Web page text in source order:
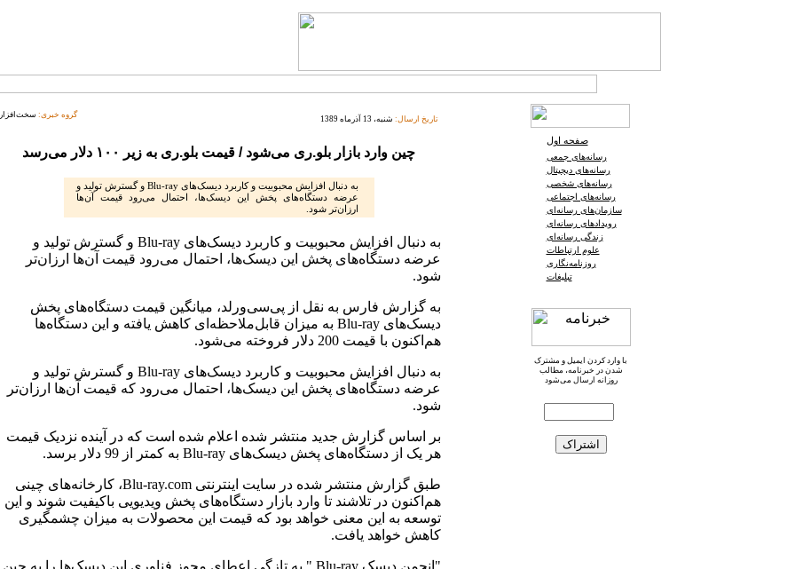
گروه خبری: سخت‌افزار تاریخ ارسال: شنبه، 13 آذرماه 1389
چین وارد بازار بلو.ری می‌شود / قیمت بلو.ری به زیر ۱۰۰ دلار می‌رسد
به دنبال افزایش محبوبیت و کاربرد دیسک‌های Blu-ray و گسترش تولید و
عرضه دستگاه‌های پخش این دیسک‌ها، احتمال می‌رود قیمت‌ آن‌ها
ارزان‌تر شود.
به دنبال افزایش محبوبیت و کاربرد دیسک‌های Blu-ray و گسترش تولید و
عرضه دستگاه‌های پخش این دیسک‌ها، احتمال می‌رود قیمت‌ آن‌ها ارزان‌تر
شود.
به گزارش فارس به نقل از پی‌سی‌ورلد، میانگین قیمت دستگاه‌های پخش
دیسک‌های Blu-ray به میزان قابل‌ملاحظه‌ای کاهش یافته و این دستگاه‌ها
هم‌اکنون با قیمت 200 دلار فروخته می‌شود.
به دنبال افزایش محبوبیت و کاربرد دیسک‌های Blu-ray و گسترش تولید و
عرضه دستگاه‌های پخش این دیسک‌ها، احتمال می‌رود که قیمت‌ آن‌ها ارزان‌تر
شود.
بر اساس گزارش جدید منتشر شده اعلام شده است که در آینده نزدیک قیمت
هر یک از دستگاه‌های پخش دیسک‌های Blu-ray به کمتر از 99 دلار برسد.
طبق گزارش منتشر شده در سایت اینترنتی Blu-ray.com، کارخانه‌های چینی
هم‌اکنون در تلاشند تا وارد بازار دستگاه‌های پخش ویدیویی باکیفیت شوند و این
توسعه به این معنی خواهد بود که قیمت این محصولات به میزان چشمگیری
کاهش خواهد یافت.
"انجمن دیسک Blu-ray " به تازگی اعطای مجوز فناوری این دیسک‌ها را به چین
صفحه اول
رسانه‌های جمعی
رسانه‌های دیجیتال
رسانه‌های شخصی
رسانه‌های اجتماعی
سازمان‌های رسانه‌ای
رویدادهای رسانه‌ای
زندگی رسانه‌ای
علوم ارتباطات
روزنامه‌نگاری
تبلیغات
با وارد کردن ایمیل و مشترک
شدن در خبرنامه، مطالب
روزانه ارسال می‌شود